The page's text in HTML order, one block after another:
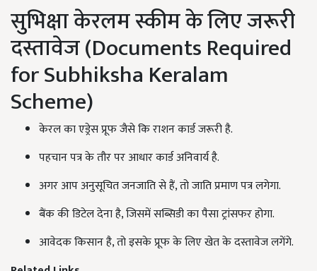
सुभिक्षा केरलम स्कीम के लिए जरूरी
दस्तावेज (Documents Required
for Subhiksha Keralam
Scheme)
केरल का एड्रेस प्रूफ जैसे कि राशन कार्ड जरूरी है.
पहचान पत्र के तौर पर आधार कार्ड अनिवार्य है.
अगर आप अनुसूचित जनजाति से हैं, तो जाति प्रमाण पत्र लगेगा.
बैंक की डिटेल देना है, जिसमें सब्सिडी का पैसा ट्रांसफर होगा.
आवेदक किसान है, तो इसके प्रूफ के लिए खेत के दस्तावेज लगेंगे.